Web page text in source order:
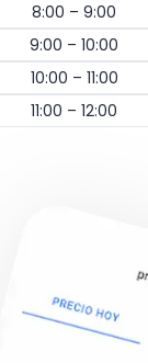
8:00 – 9:00
9:00 – 10:00
10:00 – 11:00
11:00 – 12:00